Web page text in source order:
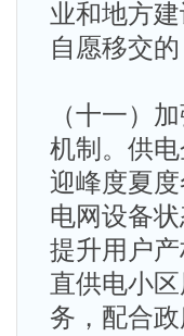
业和地方
自愿移交
（十一）
机制。供
迎峰度夏
电网设备
提升用户
直供电小
务，配合